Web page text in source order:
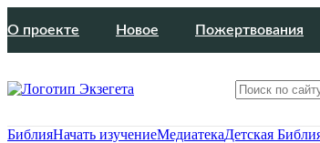
О проекте Новое Пожертвования
БиблияНачать изучениеМедиатекаДетская